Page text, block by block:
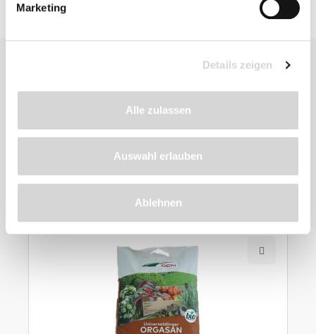
Marketing
Details zeigen
Alle zulassen
Auswahl erlauben
Ablehnen
empfehlen wir